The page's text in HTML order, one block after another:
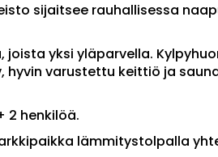
sijaitsee rauhallisessa
yksi yläparvella.
varustettu keittiö ja
2 henkilöä.
lämmitystolpalla